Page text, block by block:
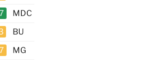
MDC
BU
MG